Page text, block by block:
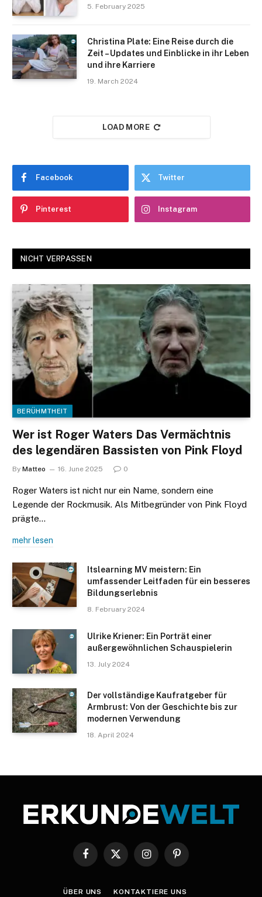
5. February 2025
Christina Plate: Eine Reise durch die
Zeit – Updates und Einblicke in ihr Leben
und ihre Karriere
19. March 2024
LOAD MORE
Facebook Twitter
Pinterest Instagram
NICHT VERPASSEN
BERÜHMTHEIT
Wer ist Roger Waters Das Vermächtnis
des legendären Bassisten von Pink Floyd
By Matteo 16. June 2025 0
Roger Waters ist nicht nur ein Name, sondern eine
Legende der Rockmusik. Als Mitbegründer von Pink Floyd
prägte…
mehr lesen
Itslearning MV meistern: Ein
umfassender Leitfaden für ein besseres
Bildungserlebnis
8. February 2024
Ulrike Kriener: Ein Porträt einer
außergewöhnlichen Schauspielerin
13. July 2024
Der vollständige Kaufratgeber für
Armbrust: Von der Geschichte bis zur
modernen Verwendung
18. April 2024
Facebook
X
InstagramPinterest
ÜBER UNS KONTAKTIERE UNS